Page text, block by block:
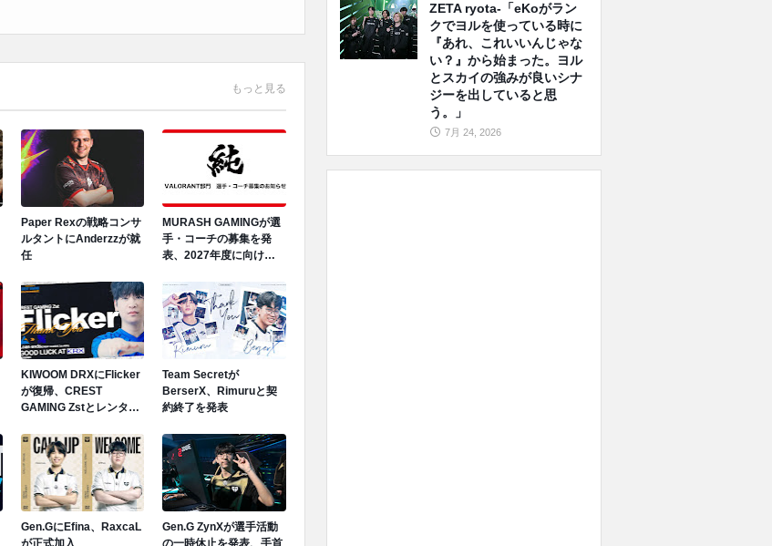
もっと見る
Paper Rexの戦略コンサ
ルタントにAnderzzが就
任
MURASH GAMINGが選
手・コーチの募集を発
表、2027年度に向けロ
KIWOOM DRXにFlicker
が復帰、CREST
GAMING Zstとレンタル
Team Secretが
BerserX、Rimuruと契
約終了を発表
Gen.GにEfina、RaxcaL
が正式加入
Gen.G ZynXが選手活動
の一時休止を発表、手首
ZETA ryota-「eKoがラン
クでヨルを使っている時に
『あれ、これいいんじゃな
い？』から始まった。ヨル
とスカイの強みが良いシナ
ジーを出していると思
う。」
7月 24, 2026